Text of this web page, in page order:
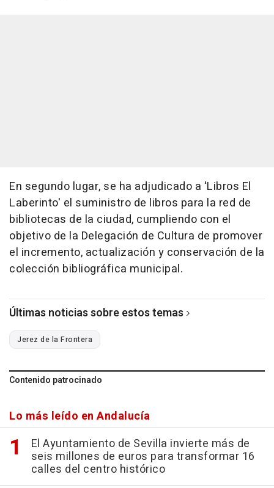
En segundo lugar, se ha adjudicado a 'Libros El
Laberinto' el suministro de libros para la red de
bibliotecas de la ciudad, cumpliendo con el
objetivo de la Delegación de Cultura de promover
el incremento, actualización y conservación de la
colección bibliográfica municipal.
Últimas noticias sobre estos temas
Jerez de la Frontera
Contenido patrocinado
Lo más leído en Andalucía
El Ayuntamiento de Sevilla invierte más de
seis millones de euros para transformar 16
calles del centro histórico